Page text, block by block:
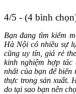
4/5 - (4 bình
Bạn đang tìm kiếm
Hà Nội có nhiều sự
cũng uy tín, giá rẻ
kinh nghiệm hợp tác
nhất của bạn để
thực trong sản xuất.
do tại sao bạn nên